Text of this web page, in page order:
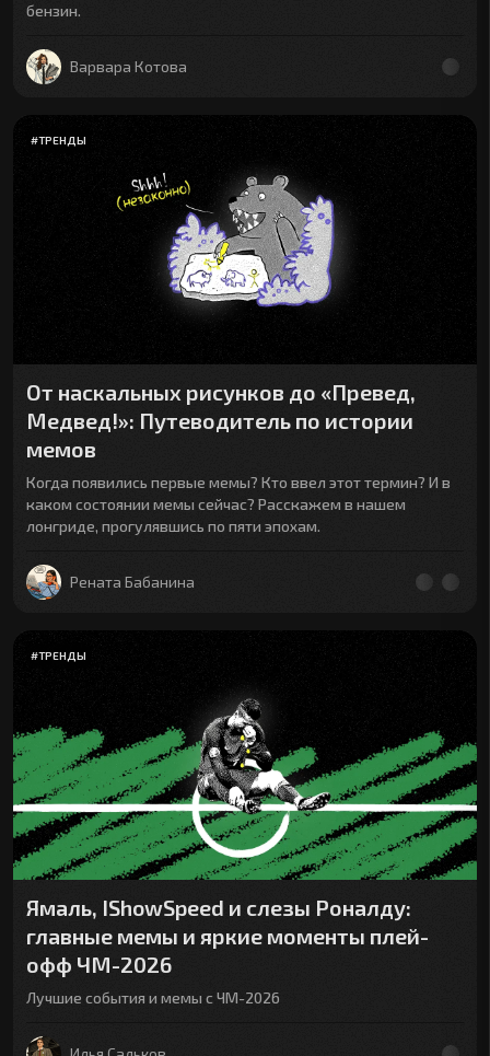
бензин.
Варвара Котова
#ТРЕНДЫ
От наскальных рисунков до «Превед,
Медвед!»: Путеводитель по истории
мемов
Когда появились первые мемы? Кто ввел этот термин? И в
каком состоянии мемы сейчас? Расскажем в нашем
лонгриде, прогулявшись по пяти эпохам.
Рената Бабанина
#ТРЕНДЫ
Ямаль, IShowSpeed и слезы Роналду:
главные мемы и яркие моменты плей-
офф ЧМ-2026
Лучшие события и мемы с ЧМ-2026